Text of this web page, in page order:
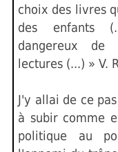
choix des livres
des enfants
dangereux
lectures (...) » V.
J'y allai de ce
à subir comme
politique au